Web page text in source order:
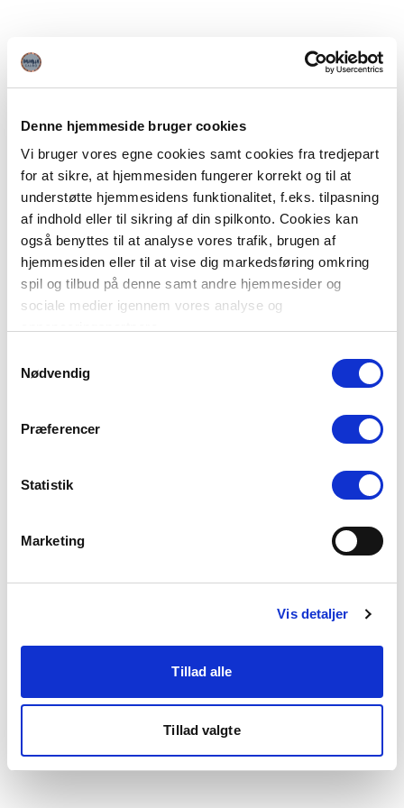
Denne hjemmeside bruger cookies
Vi bruger vores egne cookies samt cookies fra tredjepart
for at sikre, at hjemmesiden fungerer korrekt og til at
understøtte hjemmesidens funktionalitet, f.eks. tilpasning
af indhold eller til sikring af din spilkonto. Cookies kan
også benyttes til at analyse vores trafik, brugen af
hjemmesiden eller til at vise dig markedsføring omkring
spil og tilbud på denne samt andre hjemmesider og
sociale medier igennem vores analyse og
Du kan læse mere om vores brug af cookies under
"Detaljer" eller ved at klikke videre til vores Cookiepolitik,
Nødvendig
Præferencer
Statistik
Marketing
Vis detaljer
Tillad alle
Tillad valgte